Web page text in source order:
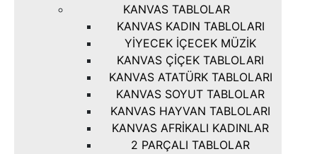
KANVAS TABLOLAR
KANVAS KADIN TABLOLARI
YIYECEK İÇECEK MÜZIK
KANVAS ÇIÇEK TABLOLARI
KANVAS ATATÜRK TABLOLARI
KANVAS SOYUT TABLOLAR
KANVAS HAYVAN TABLOLARI
KANVAS AFRIKALI KADINLAR
2 PARÇALI TABLOLAR